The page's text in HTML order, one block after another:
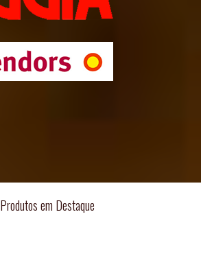
Produtos em Destaque